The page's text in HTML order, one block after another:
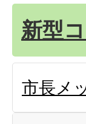
新型
市長メ